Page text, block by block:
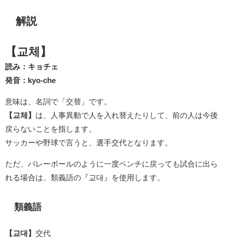
解説
【교체】
読み：キョチェ
発音：kyo-che
意味は、名詞で「交替」です。
【교체】 は、人事異動で人を入れ替えたりして、前の人は今後
戻らないことを指します。
サッカーや野球で言うと、選手交代となります。
ただ、バレーボールのように一度ベンチに戻っても試合に出ら
れる場合は、類義語の『교대』を使用します。
類義語
【교대】 交代